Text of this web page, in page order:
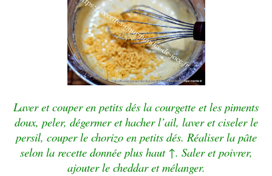
Laver et couper en petits dés la courgette et les piments
doux, peler, dégermer et hacher l’ail, laver et ciseler le
persil, couper le chorizo en petits dés. Réaliser la pâte
selon la recette donnée plus haut ↑. Saler et poivrer,
ajouter le cheddar et mélanger.